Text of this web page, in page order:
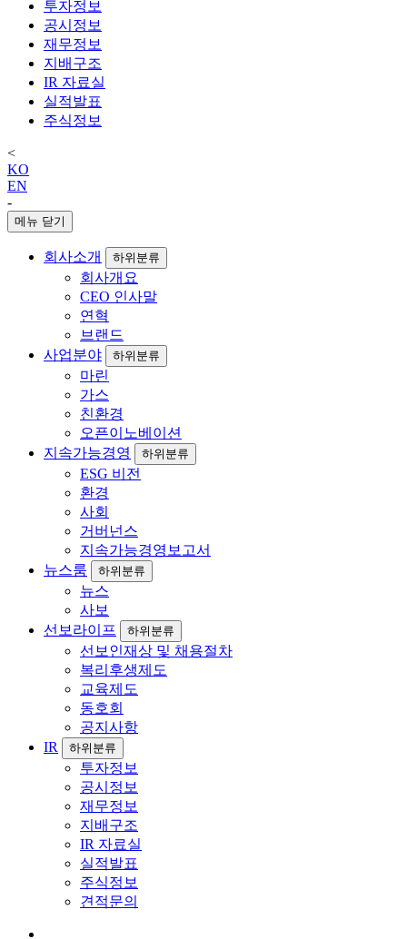
투자정보
공시정보
재무정보
지배구조
IR 자료실
실적발표
주식정보
<
KO
EN
-
메뉴 닫기
회사소개 하위분류
회사개요
CEO 인사말
연혁
브랜드
사업분야
하위분류
마린
가스
친환경
오픈이노베이션
지속가능경영
하위분류
ESG 비전
환경
사회
거버넌스
지속가능경영보고서
뉴스룸
하위분류
뉴스
사보
선보라이프
하위분류
선보인재상 및 채용절차
복리후생제도
교육제도
동호회
공지사항
IR
하위분류
투자정보
공시정보
재무정보
지배구조
IR 자료실
실적발표
주식정보
견적문의